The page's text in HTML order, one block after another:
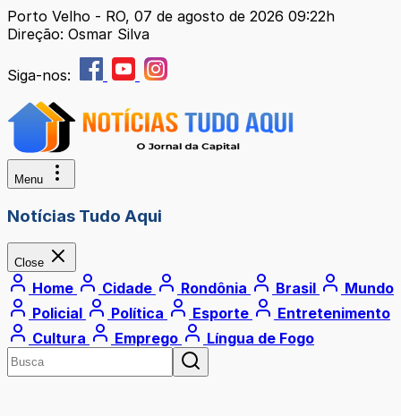
Porto Velho - RO, 07 de agosto de 2026 09:22h
Direção: Osmar Silva
Siga-nos:
Menu
Notícias Tudo Aqui
Close
Home Cidade Rondônia Brasil
Mundo
Policial
Política Esporte
Entretenimento
Cultura
Emprego Língua de Fogo